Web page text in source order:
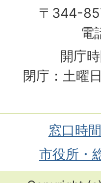
〒344-
電
開庁
閉庁：土曜
窓口時間
市役所・